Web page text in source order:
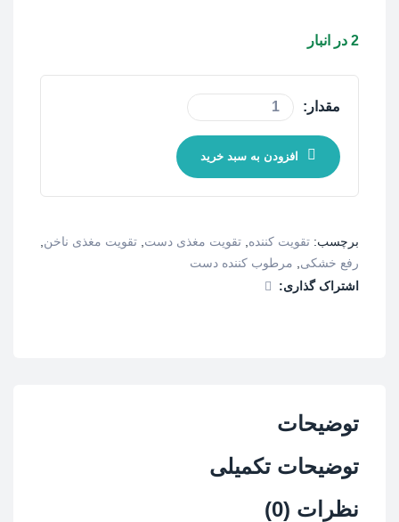
2 در انبار
مقدار:
افزودن به سبد خرید
برچسب: تقویت کننده تقویت مغذی دست تقویت مغذی ناخن
رفع خشکی
مرطوب کننده دست
اشتراک گذاری:
توضیحات
توضیحات تکمیلی
نظرات (0)